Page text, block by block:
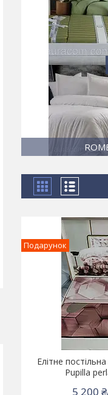
Подарунок
Елітне
Pupilla
5 200